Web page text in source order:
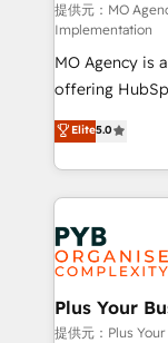
and
integrations
object setup,
- Dashboards,
nurturing
Marketing,
Ongoing
scalable retainers. Let’s make HubSpot
powerful
drive results.
提供元：MO
Implementation
MO Agency is
offering
automation,
paid media,
search
WordPress development.
and growth-led
professional
industrial
Town, Dubai & London.
Elite5.0
Plus Your
提供元：Plus Your